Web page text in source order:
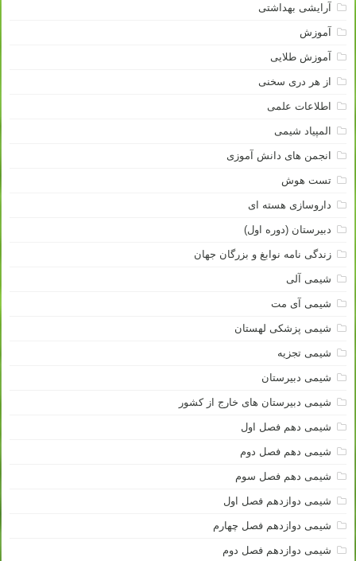
آرایشی بهداشتی
آموزش
آموزش طلایی
از هر دری سخنی
اطلاعات علمی
المپیاد شیمی
انجمن های دانش آموزی
تست هوش
داروسازی هسته ای
دبیرستان (دوره اول)
زندگی نامه نوابغ و بزرگان جهان
شیمی آلی
شیمی آی مت
شیمی پزشکی لهستان
شیمی تجزیه
شیمی دبیرستان
شیمی دبیرستان های خارج از کشور
شیمی دهم فصل اول
شیمی دهم فصل دوم
شیمی دهم فصل سوم
شیمی دوازدهم فصل اول
شیمی دوازدهم فصل چهارم
شیمی دوازدهم فصل دوم